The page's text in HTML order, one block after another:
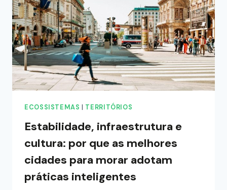
ECOSSISTEMAS TERRITÓRIOS
Estabilidade, infraestrutura e
cultura: por que as melhores
cidades para morar adotam
práticas inteligentes